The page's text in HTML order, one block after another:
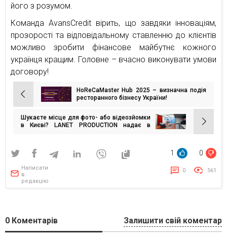
його з розумом.
Команда AvansCredit вірить, що завдяки інноваціям,
прозорості та відповідальному ставленню до клієнтів
можливо зробити фінансове майбутнє кожного
українця кращим. Головне – вчасно виконувати умови
договору!
Навігація
записів
HoReCaMaster Hub 2025 – визначна подія
ресторанного бізнесу України!
Шукаєте місце для фото- або відеозйомки
в Києві? LANET PRODUCTION надає в
1 0
Написати
в
редакцію
0 561
0 Коментарів Залишити свій коментар